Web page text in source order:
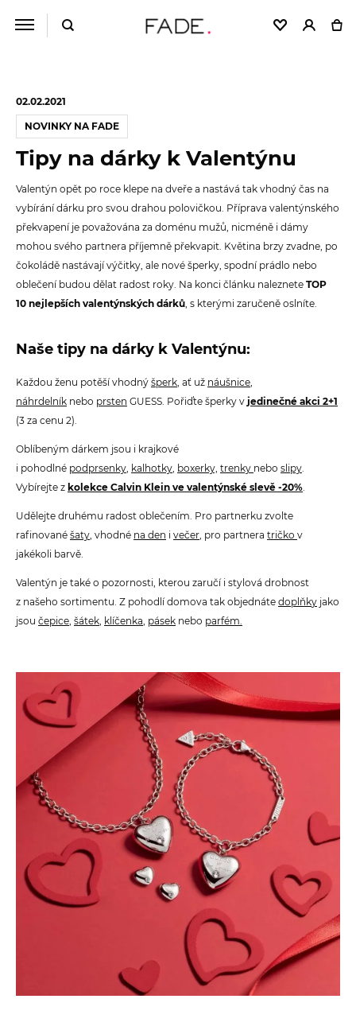
02.02.2021
NOVINKY NA FADE
Tipy na dárky k Valentýnu
Valentýn opět po roce klepe na dveře a nastává tak vhodný čas na
vybírání dárku pro svou drahou polovičkou. Příprava valentýnského
překvapení je považována za doménu mužů, nicméně i dámy
mohou svého partnera příjemně překvapit. Květina brzy zvadne, po
čokoládě nastávají výčitky, ale nové šperky, spodní prádlo nebo
oblečení budou dělat radost roky. Na konci článku naleznete TOP
10 nejlepších valentýnských dárků , s kterými zaručeně oslníte.
Naše tipy na dárky k Valentýnu:
Každou ženu potěší vhodný šperk , ať už náušnice
náhrdelník nebo prsten GUESS. Pořiďte šperky v jedinečné akci 2+1
(3 za cenu 2).
Oblíbeným dárkem jsou i krajkové
i pohodlné podprsenky kalhotky boxerky, trenky nebo slipy
Vybírejte z kolekce Calvin Klein ve valentýnské slevě -20%
Udělejte druhému radost oblečením. Pro partnerku zvolte
rafinované šaty , vhodné na den i večer , pro partnera tričko v
jakékoli barvě.
Valentýn je také o pozornosti, kterou zaručí i stylová drobnost
z našeho sortimentu. Z pohodlí domova tak objednáte doplňky jako
jsou čepice šátek klíčenka pásek nebo parfém